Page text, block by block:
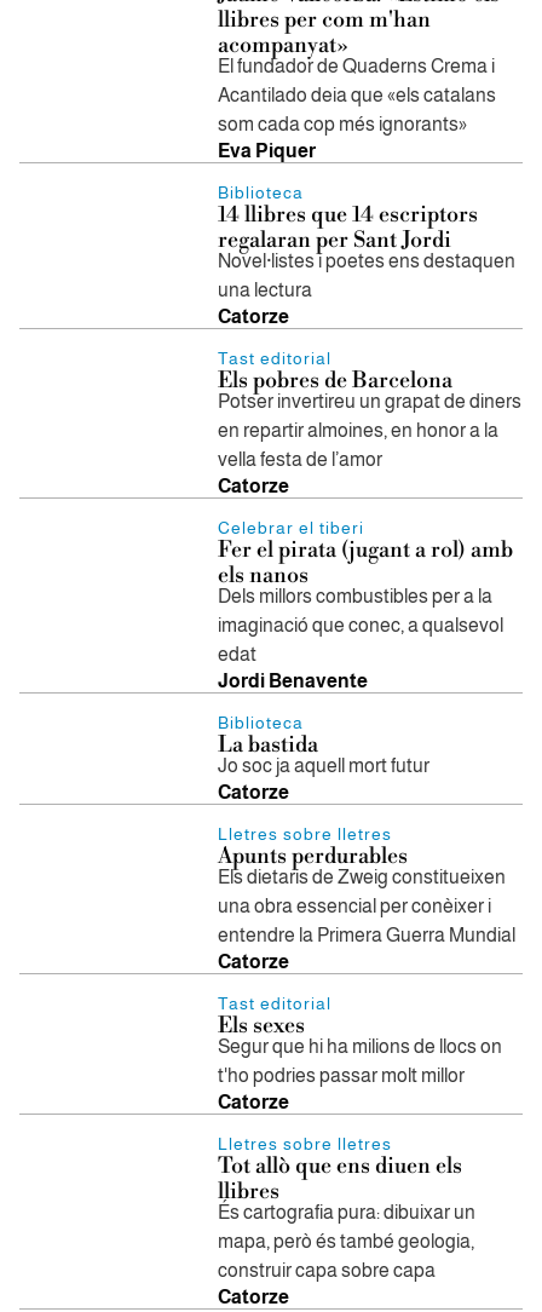
llibres per com m'han
acompanyat»
El fundador de Quaderns Crema i
Acantilado deia que «els catalans
som cada cop més ignorants»
Eva Piquer
Biblioteca
14 llibres que 14 escriptors
regalaran per Sant Jordi
Novel·listes i poetes ens destaquen
una lectura
Catorze
Tast editorial
Els pobres de Barcelona
Potser invertireu un grapat de diners
en repartir almoines, en honor a la
vella festa de l’amor
Catorze
Celebrar el tiberi
Fer el pirata (jugant a rol) amb
els nanos
Dels millors combustibles per a la
imaginació que conec, a qualsevol
edat
Jordi Benavente
Biblioteca
La bastida
Jo soc ja aquell mort futur
Catorze
Lletres sobre lletres
Apunts perdurables
Els dietaris de Zweig constitueixen
una obra essencial per conèixer i
entendre la Primera Guerra Mundial
Catorze
Tast editorial
Els sexes
Segur que hi ha milions de llocs on
t'ho podries passar molt millor
Catorze
Lletres sobre lletres
Tot allò que ens diuen els
llibres
És cartografia pura: dibuixar un
mapa, però és també geologia,
construir capa sobre capa
Catorze